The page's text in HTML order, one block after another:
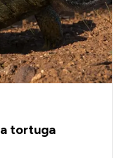
tortuga